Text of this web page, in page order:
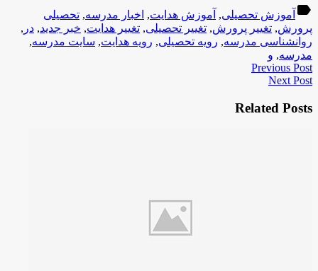
label آموزش تحصیلی, آموزش هدایت, اخبار مدرسه, تحصیلی
پرورش, تغییر پرورش, تغییر تحصیلی, تغییر هدایت, خبر جدید, در ,
روانشناسی مدرسه, رویه تحصیلی, رویه هدایت, سایت مدرسه,
مدرسه, و
Previous Post
Next Post
Related Posts